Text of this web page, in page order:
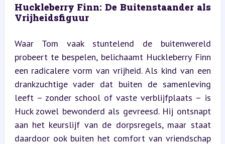
Huckleberry Finn: De Buitenstaander als
Vrijheidsfiguur
Waar Tom vaak stuntelend de buitenwereld
probeert te bespelen, belichaamt Huckleberry Finn
een radicalere vorm van vrijheid. Als kind van een
drankzuchtige vader dat buiten de samenleving
leeft – zonder school of vaste verblijfplaats – is
Huck zowel bewonderd als gevreesd. Hij ontsnapt
aan het keurslijf van de dorpsregels, maar staat
daardoor ook buiten het comfort van vriendschap